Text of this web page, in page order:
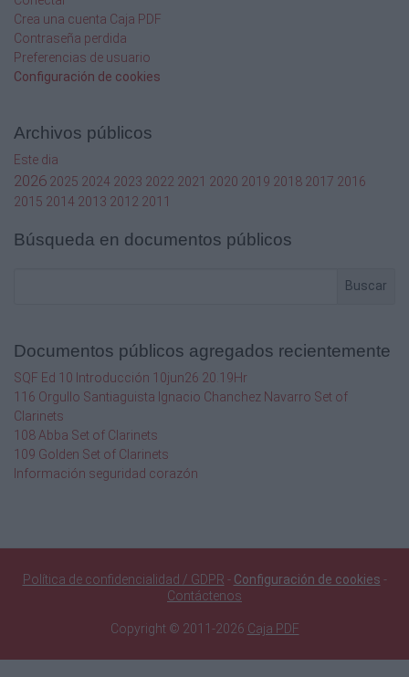
Crea una cuenta Caja PDF
Contraseña perdida
Preferencias de usuario
Configuración de cookies
Archivos públicos
Este dia
2026 2025 2024 2023 2022 2021 2020 2019 2018 2017 2016
2015 2014 2013 2012 2011
Búsqueda en documentos públicos
Buscar
Documentos públicos agregados recientemente
SQF Ed 10 Introducción 10jun26 20.19Hr
116 Orgullo Santiaguista Ignacio Chanchez Navarro Set of
Clarinets
108 Abba Set of Clarinets
109 Golden Set of Clarinets
Información seguridad corazón
Política de confidencialidad / GDPR - Configuración de cookies -
Contáctenos
Copyright © 2011-2026 Caja PDF